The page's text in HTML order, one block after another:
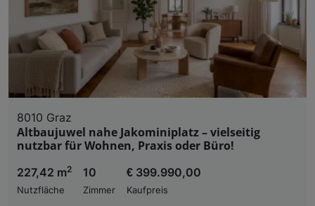
8010 Graz
Altbaujuwel nahe Jakominiplatz – vielseitig
nutzbar für Wohnen, Praxis oder Büro!
227,42 m2
Nutzfläche
10
Zimmer
€ 399.990,00
Kaufpreis